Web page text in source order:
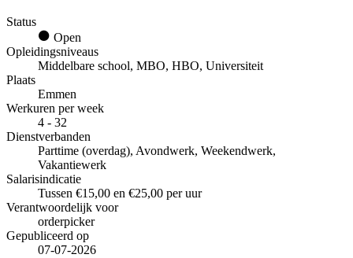
Status
Open
Opleidingsniveaus
Middelbare school, MBO, HBO, Universiteit
Plaats
Emmen
Werkuren per week
4 - 32
Dienstverbanden
Parttime (overdag), Avondwerk, Weekendwerk,
Vakantiewerk
Salarisindicatie
Tussen €15,00 en €25,00 per uur
Verantwoordelijk voor
orderpicker
Gepubliceerd op
07-07-2026